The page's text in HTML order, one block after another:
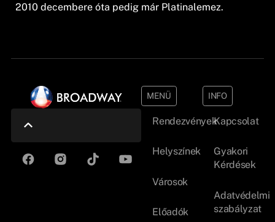
2010 decembere óta pedig már Platinalemez.
MENÜ
Rendezvények
Helyszínek
Városok
Előadók
INFO
Kapcsolat
Gyakori
Kérdések
Adatvédelmi
szabályzat